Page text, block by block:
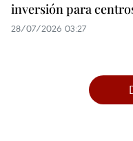
inversión para
28/07/2026 03:27